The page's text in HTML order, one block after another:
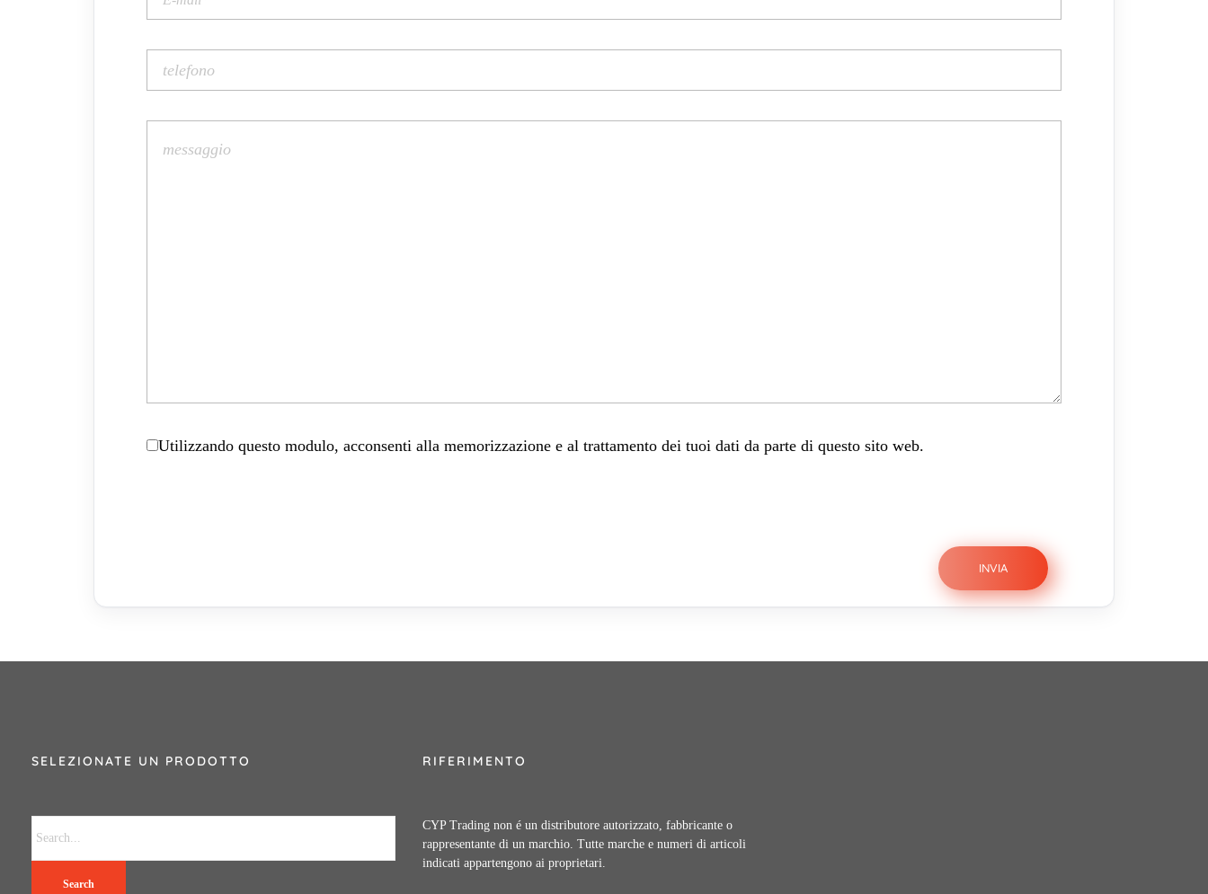
Utilizzando questo modulo, acconsenti alla memorizzazione e al trattamento dei tuoi dati da parte di questo sito web.
SELEZIONATE UN PRODOTTO
Search
RIFERIMENTO
CYP Trading non é un distributore autorizzato, fabbricante o
rappresentante di un marchio. Tutte marche e numeri di articoli
indicati appartengono ai proprietari.